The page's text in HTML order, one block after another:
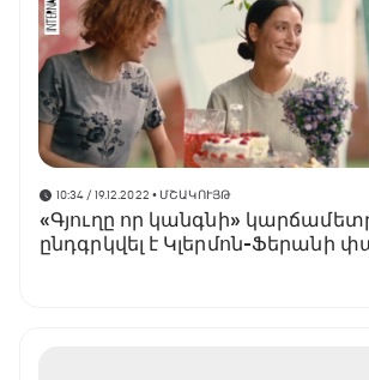
10:34 / 19.12.2022 • ՄՇԱԿՈՒՅԹ
«Գյուղը որ կանգնի»
ընդգրկվել է Կլերմոն-Ֆերանի